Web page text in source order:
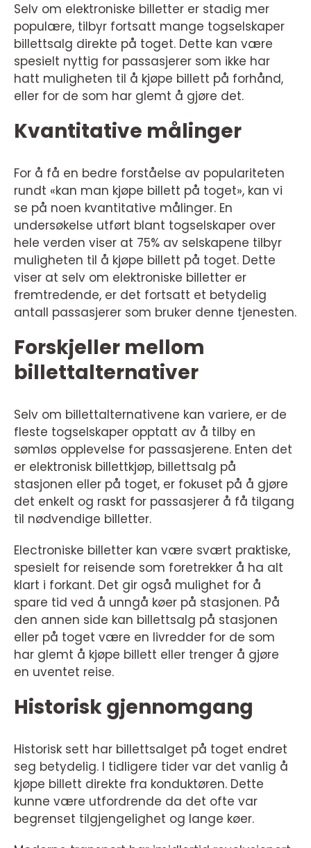
Selv om elektroniske billetter er stadig mer
populære, tilbyr fortsatt mange togselskaper
billettsalg direkte på toget. Dette kan være
spesielt nyttig for passasjerer som ikke har
hatt muligheten til å kjøpe billett på forhånd,
eller for de som har glemt å gjøre det.
Kvantitative målinger
For å få en bedre forståelse av populariteten
rundt «kan man kjøpe billett på toget», kan vi
se på noen kvantitative målinger. En
undersøkelse utført blant togselskaper over
hele verden viser at 75% av selskapene tilbyr
muligheten til å kjøpe billett på toget. Dette
viser at selv om elektroniske billetter er
fremtredende, er det fortsatt et betydelig
antall passasjerer som bruker denne tjenesten.
Forskjeller mellom
billettalternativer
Selv om billettalternativene kan variere, er de
fleste togselskaper opptatt av å tilby en
sømløs opplevelse for passasjerene. Enten det
er elektronisk billettkjøp, billettsalg på
stasjonen eller på toget, er fokuset på å gjøre
det enkelt og raskt for passasjerer å få tilgang
til nødvendige billetter.
Electroniske billetter kan være svært praktiske,
spesielt for reisende som foretrekker å ha alt
klart i forkant. Det gir også mulighet for å
spare tid ved å unngå køer på stasjonen. På
den annen side kan billettsalg på stasjonen
eller på toget være en livredder for de som
har glemt å kjøpe billett eller trenger å gjøre
en uventet reise.
Historisk gjennomgang
Historisk sett har billettsalget på toget endret
seg betydelig. I tidligere tider var det vanlig å
kjøpe billett direkte fra konduktøren. Dette
kunne være utfordrende da det ofte var
begrenset tilgjengelighet og lange køer.